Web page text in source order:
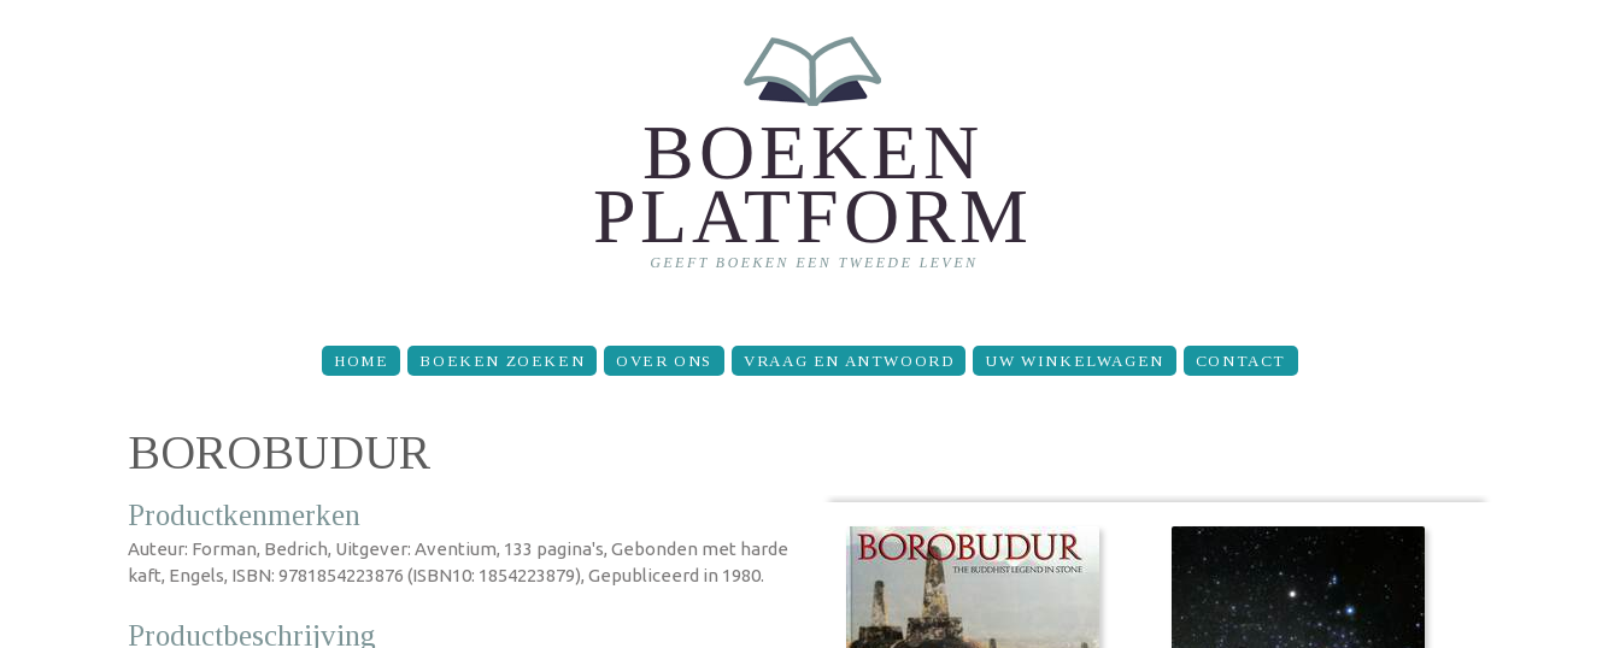
HOME BOEKEN ZOEKEN OVER ONS VRAAG EN ANTWOORD UW WINKELWAGEN CONTACT
BOROBUDUR
Productkenmerken
Auteur: Forman, Bedrich, Uitgever: Aventium, 133 pagina's, Gebonden met harde
kaft, Engels, ISBN: 9781854223876 (ISBN10: 1854223879), Gepubliceerd in 1980.
Productbeschrijving